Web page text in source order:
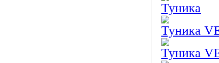
Туника
Туника
Туника